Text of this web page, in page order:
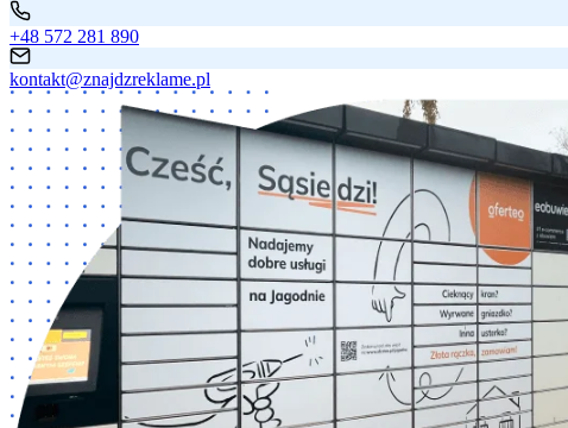
+48 572 281 890
kontakt@znajdzreklame.pl